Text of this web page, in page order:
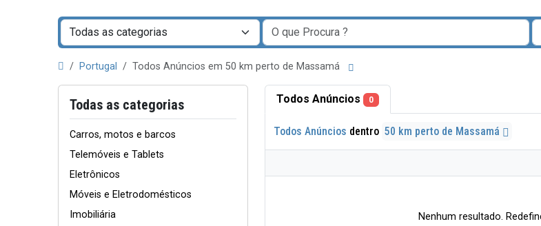
Portugal Todos Anúncios em 50 km perto de Massamá
Todas as categorias
Carros, motos e barcos
Telemóveis e Tablets
Eletrônicos
Móveis e Eletrodomésticos
Imobiliária
Todos Anúncios 0
Todos Anúncios dentro 50 km perto de Massamá
Nenhum resultado.